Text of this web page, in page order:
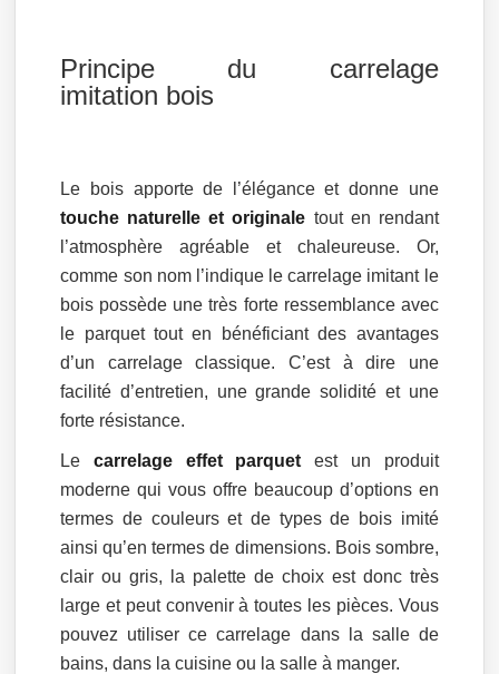
Principe du carrelage
imitation bois
Le bois apporte de l’élégance et donne une
touche naturelle et originale tout en rendant
l’atmosphère agréable et chaleureuse. Or,
comme son nom l’indique le carrelage imitant le
bois possède une très forte ressemblance avec
le parquet tout en bénéficiant des avantages
d’un carrelage classique. C’est à dire une
facilité d’entretien, une grande solidité et une
forte résistance.
Lecarrelage effet parquet est un produit
moderne qui vous offre beaucoup d’options en
termes de couleurs et de types de bois imité
ainsi qu’en termes de dimensions. Bois sombre,
clair ou gris, la palette de choix est donc très
large et peut convenir à toutes les pièces. Vous
pouvez utiliser ce carrelage dans la salle de
bains, dans la cuisine ou la salle à manger.